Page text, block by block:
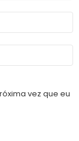
vez que eu